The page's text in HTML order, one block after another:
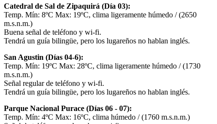
Catedral de Sal de Zipaquirá (Día 03):
Temp. Mín: 8ºC Max: 19ºC, clima ligeramente húmedo / (2650
m.s.n.m.)
Buena señal de teléfono y wi-fi.
Tendrá un guía bilingüe, pero los lugareños no hablan inglés.
San Agustin (Días 04-6):
Temp. Mín: 19ºC Max: 28ºC, clima ligeramente húmedo / (1730
m.s.n.m.)
Señal regular de teléfono y wi-fi.
Tendrá un guía bilingüe, pero los lugareños no hablan inglés.
Parque Nacional Purace (Días 06 - 07):
Temp. Mín: 4ºC Max: 16ºC, clima húmedo / (1760 m.s.n.m.)